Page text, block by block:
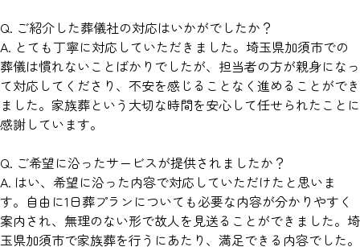
Q. ご紹介した葬儀社の対応はいかがでしたか？
A. とても丁寧に対応していただきました。埼玉県加須市での
葬儀は慣れないことばかりでしたが、担当者の方が親身になっ
て対応してくださり、不安を感じることなく進めることができ
ました。家族葬という大切な時間を安心して任せられたことに
感謝しています。
Q. ご希望に沿ったサービスが提供されましたか？
A. はい、希望に沿った内容で対応していただけたと思いま
す。自由に1日葬プランについても必要な内容が分かりやすく
案内され、無理のない形で故人を見送ることができました。埼
玉県加須市で家族葬を行うにあたり、満足できる内容でした。